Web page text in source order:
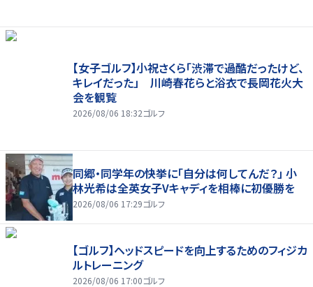
【女子ゴルフ】小祝さくら「渋滞で過酷だったけど、
キレイだった」 川崎春花らと浴衣で長岡花火大
会を観覧
2026/08/06 18:32ゴルフ
同郷・同学年の快挙に「自分は何してんだ？」 小
林光希は全英女子Vキャディを相棒に初優勝を
2026/08/06 17:29ゴルフ
【ゴルフ】ヘッドスピードを向上するためのフィジカ
ルトレーニング
2026/08/06 17:00ゴルフ